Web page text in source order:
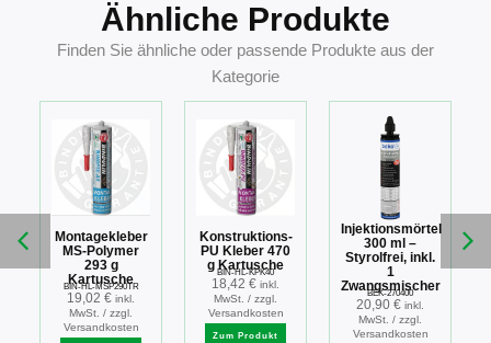
Ähnliche Produkte
Finden Sie ähnliche oder passende Produkte aus der
Kategorie
Montagekleber
MS-Polymer
293 g
Kartusche
BIN-HL-MSP290TR
19,02 € inkl.
MwSt. / zzgl.
Versandkosten
Konstruktions-
PU Kleber 470
g Kartusche
BIN-HL-KPK40
18,42 € inkl.
MwSt. / zzgl.
Versandkosten
Zum Produkt
Injektionsmörtel
300 ml –
Styrolfrei, inkl.
1
Zwangsmischer
BEK-270400
20,90 € inkl.
MwSt. / zzgl.
Versandkosten